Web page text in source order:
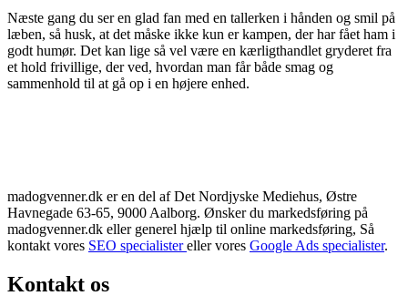
Næste gang du ser en glad fan med en tallerken i hånden og smil på
læben, så husk, at det måske ikke kun er kampen, der har fået ham i
godt humør. Det kan lige så vel være en kærligthandlet gryderet fra
et hold frivillige, der ved, hvordan man får både smag og
sammenhold til at gå op i en højere enhed.
madogvenner.dk er en del af Det Nordjyske Mediehus, Østre
Havnegade 63-65, 9000 Aalborg. Ønsker du markedsføring på
madogvenner.dk eller generel hjælp til online markedsføring, Så
kontakt vores SEO specialistereller vores Google Ads specialister.
Kontakt os